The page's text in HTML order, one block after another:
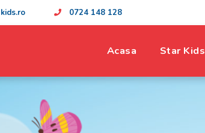
0724 148 128
Acasa Star Kids